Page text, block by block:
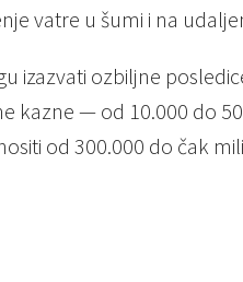
vatre u šumi i na
izazvati ozbiljne
kazne — od 10.000 do
od 300.000 do čak